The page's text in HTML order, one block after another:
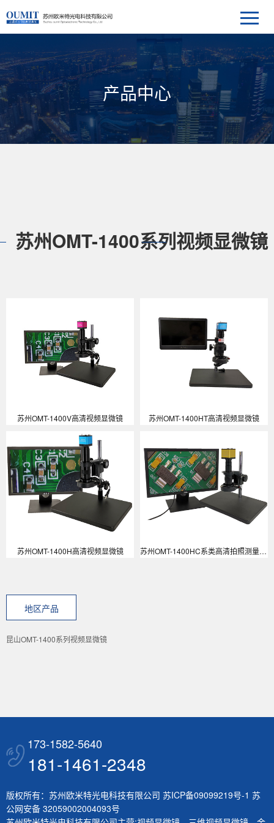
产品中心
苏州OMT-1400系列视频显微镜
苏州OMT-1400V高清视频显微镜 苏州OMT-1400HT高清视频显微镜
苏州OMT-1400H高清视频显微镜 苏州OMT-1400HC系类高清拍照测量画线HDMI视频显微镜
地区产品
昆山OMT-1400系列视频显微镜
173-1582-5640
181-1461-2348
版权所有：苏州欧米特光电科技有限公司 苏ICP备09099219号-1 苏
公网安备 32059002004093号